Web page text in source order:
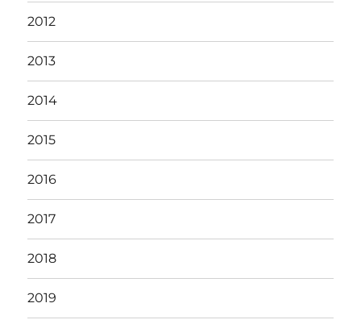
2012
2013
2014
2015
2016
2017
2018
2019